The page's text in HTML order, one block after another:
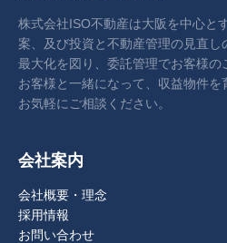
株式会社ISO不動産は大阪を中心と
案、及び投資と不動産管理の見直
最大化を図り、委託管理でお客様の
お客様と一緒になって、収益物件を
お気軽にご相談ください。
会社案内
会社概要・理念
採用情報
お問い合わせ